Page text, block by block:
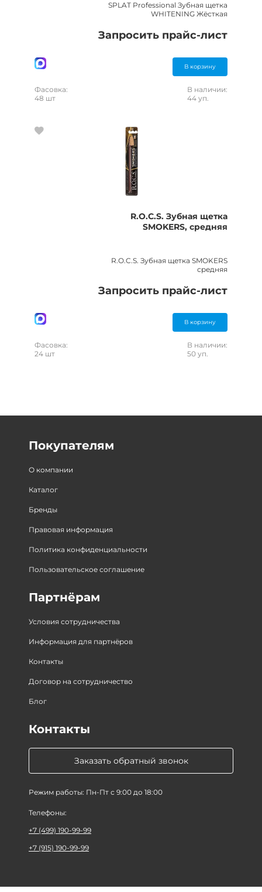
SPLAT Professional Зубная щетка
WHITENING Жёсткая
Запросить прайс-лист
В корзину
Фасовка:
48 шт
В наличии:
44 уп.
R.O.C.S. Зубная щетка
SMOKERS, средняя
R.O.C.S. Зубная щетка SMOKERS
средняя
Запросить прайс-лист
В корзину
Фасовка:
24 шт
В наличии:
50 уп.
Покупателям
О компании
Каталог
Бренды
Правовая информация
Политика конфиденциальности
Пользовательское соглашение
Партнёрам
Условия сотрудничества
Информация для партнёров
Контакты
Договор на сотрудничество
Блог
Заказать обратный звонок
Режим работы: Пн-Пт с 9:00 до 18:00
Контакты
Телефоны:
+7 (499) 190-99-99
+7 (915) 190-99-99